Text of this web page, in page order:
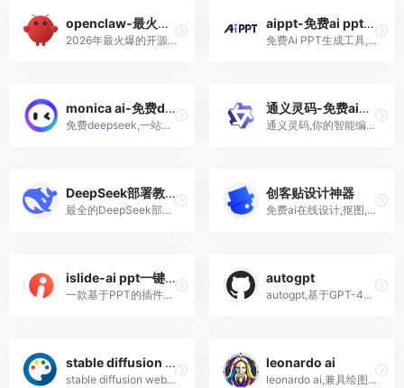
openclaw-最火AI神器
2026年最火爆的开源AI智能体,安装,部署,配置教程-openclaw
aippt-免费ai ppt生成
免费Ai PPT生成工具,无需复杂操作,一键生成精美ppt!
monica ai-免费deepseek
免费deepseek,一站式智能助手,支持ai写作,绘画,视频,音频生成,智能体,代码编程...
通义灵码-免费ai编码助手
通义灵码,你的智能编码助手,插件下载,怎么样,使用教程
DeepSeek部署教程+使用技巧
最全的DeepSeek部署教程+DeepSeek使用技巧,本地部署,api调用
创客贴设计神器
免费ai在线设计,抠图,ai商品图,海报设计,海量高品质可商用资源
islide-ai ppt一键生成
一款基于PPT的插件工具,包含38个设计辅助功能，8大在线资源库超30万专业PPT模板/素材
autogpt
autogpt,基于GPT-4自主完成复杂任务全程无需人类,傻傻向ChatGPT下指令过时了
stable diffusion webui
stable diffusion webui,下载,mac,window安装,本地部署使用教程
leonardo ai
leonardo ai,兼具绘图工具和AI绘图社区的平台,是Civta和Stable Diffusion的集合体